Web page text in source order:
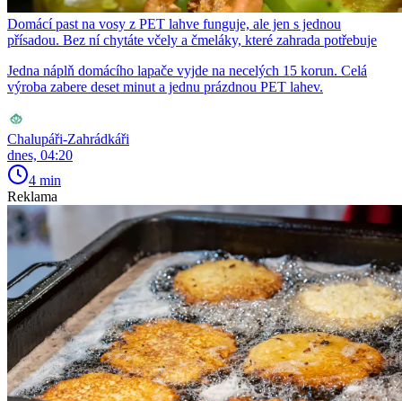
Domácí past na vosy z PET lahve funguje, ale jen s jednou
přísadou. Bez ní chytáte včely a čmeláky, které zahrada potřebuje
Jedna náplň domácího lapače vyjde na necelých 15 korun. Celá
výroba zabere deset minut a jednu prázdnou PET lahev.
Chalupáři-Zahrádkáři
dnes, 04:20
4 min
Reklama